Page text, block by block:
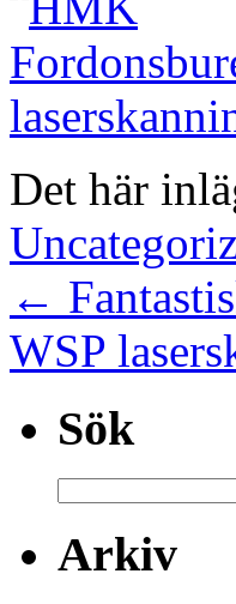
Det här
←
WSP
Sök
efter:
Arkiv